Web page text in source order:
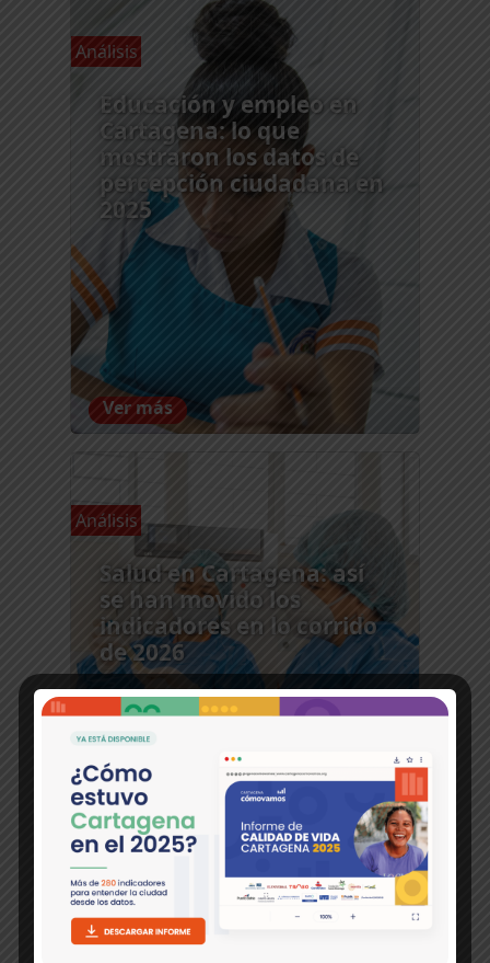
Análisis
Educación y empleo en
Cartagena: lo que
mostraron los datos de
percepción ciudadana en
2025
Ver más
Análisis
Salud en Cartagena: así
se han movido los
indicadores en lo corrido
de 2026
Ver más